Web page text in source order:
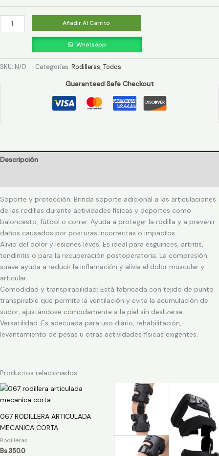
Añadir Al Carrito
Whatsapp
SKU: N/D Categorías: Rodilleras, Todos
Guaranteed Safe Checkout
Descripción
Soporte y protección: Brinda soporte adicional a las articulaciones
de las rodillas durante actividades físicas y deportes como
baloncesto, fútbol o correr. Ayuda a proteger la rodilla y a prevenir
daños causados por posturas incorrectas o impactos.
Alivio del dolor y lesiones leves: Es ideal para esguinces, artritis,
tendinitis o para la recuperación postoperatoria. La compresión
suave ayuda a reducir la inflamación y alivia el dolor muscular y
articular.
Comodidad y transpirabilidad: Está fabricada con tejido de punto
transpirable que permite la ventilación y evita la acumulación de
sudor, ajustándose cómodamente a la piel sin deslizarse.
Versatilidad: Es adecuada para uso diario, rehabilitación,
levantamiento de pesas u otras actividades físicas exigentes.
Productos relacionados
067 RODILLERA ARTICULADA
MECANICA CORTA
Rodilleras
Bs.350.0